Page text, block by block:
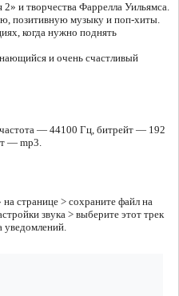
и творчества Фаррелла Уильямса.
позитивную музыку и поп-хиты.
когда нужно поднять
и очень счастливый
— 44100 Гц, битрейт — 192
— mp3.
странице > сохраните файл на
звука > выберите этот трек
уведомлений.